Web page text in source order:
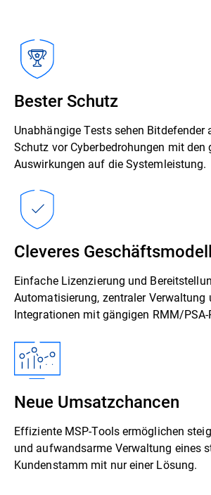
Bester Schutz
Unabhängige Tests sehen Bitdefender
Schutz vor Cyberbedrohungen mit den
Auswirkungen auf die Systemleistung.
Cleveres Geschäftsmodell
Einfache Lizenzierung und
Automatisierung, zentraler Verwaltung
Integrationen mit gängigen RMM/
Neue Umsatzchancen
Effiziente MSP-Tools ermöglichen
und aufwandsarme Verwaltung eines
Kundenstamm mit nur einer Lösung.